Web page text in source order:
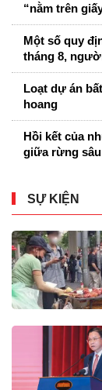
“nằm trên
Một số quy
tháng 8,
Loạt dự án
hoang
Hồi kết của
giữa rừng
SỰ KIỆN